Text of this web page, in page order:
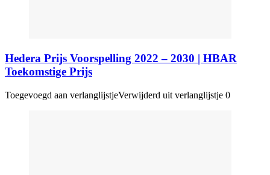
Hedera Prijs Voorspelling 2022 – 2030 | HBAR
Toekomstige Prijs
Toegevoegd aan verlanglijstjeVerwijderd uit verlanglijstje 0